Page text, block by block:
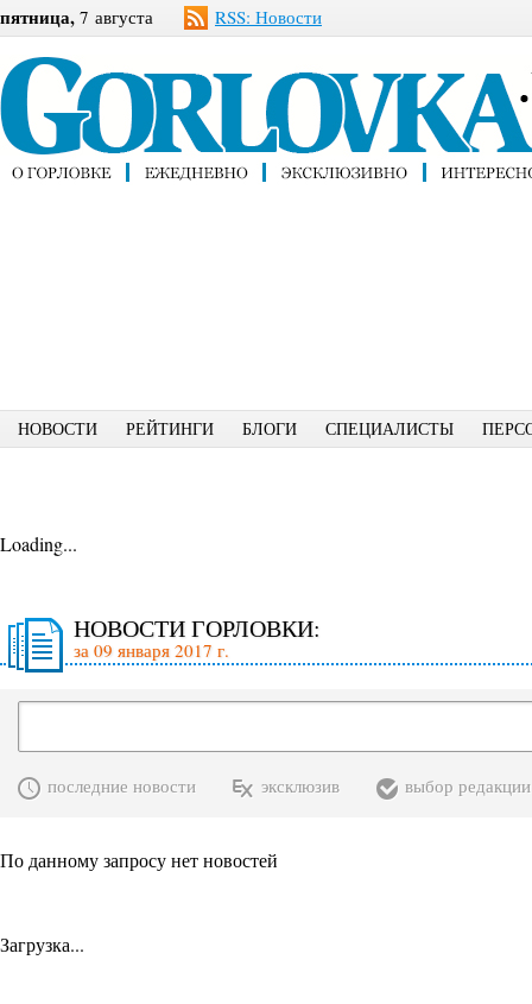
пятница, 7 августа RSS: Новости
НОВОСТИ РЕЙТИНГИ БЛОГИ СПЕЦИАЛИСТЫ
Loading...
НОВОСТИ ГОРЛОВКИ:
за 09 января 2017 г.
последние новости эксклюзив выбор редакции
По данному запросу нет новостей
Загрузка...